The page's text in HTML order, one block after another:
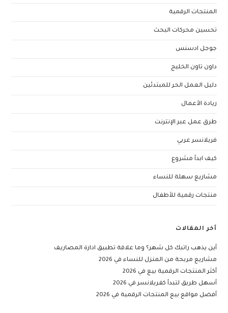
المنتجات الرقمية
تحسين محركات البحث
جوجل ادسنس
داون تاون الخليج
دليل العمل الحر للمبتدئين
ريادة الأعمال
طرق عمل عبر الإنترنت
فريلانسر عربي
كيف ابدأ مشروع
مشاريع سهلة للنساء
منتجات رقمية للأطفال
آخر المقالات
أين يذهب راتبك كل شهر؟ وما علاقة تطبيق ادارة المصاريف
مشاريع مربحة من المنزل للنساء في 2026
أكثر المنتجات الرقمية بيع في 2026
أسهل طريق لتبدأ كفريلانسر في 2026
أفضل مواقع بيع المنتجات الرقمية في 2026